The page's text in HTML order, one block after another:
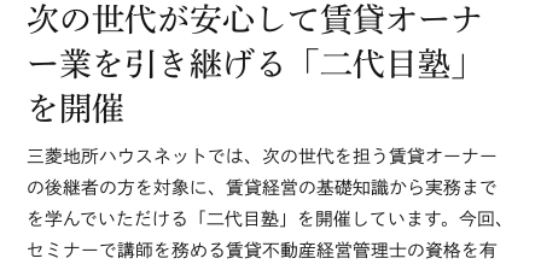
次の世代が安心して賃貸オーナ
ー業を引き継げる「二代目塾」
を開催
三菱地所ハウスネットでは、次の世代を担う賃貸オーナー
の後継者の方を対象に、賃貸経営の基礎知識から実務まで
を学んでいただける「二代目塾」を開催しています。今回、
セミナーで講師を務める賃貸不動産経営管理士の資格を有